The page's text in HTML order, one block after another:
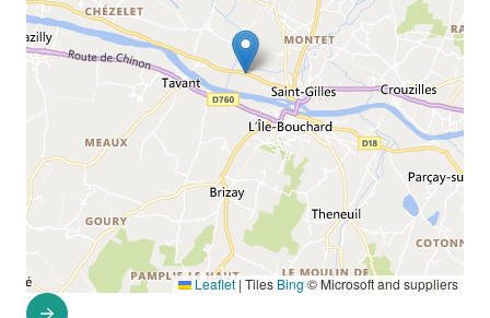
Leaflet | Tiles Bing© Microsoft and suppliers
O
G!
os
se
rvi
ce
s